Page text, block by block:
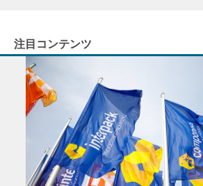
注目コンテンツ